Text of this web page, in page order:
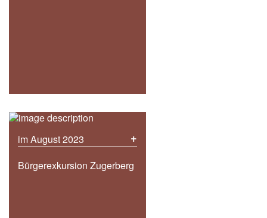
im August 2023 +
Bürgerexkursion Zugerberg